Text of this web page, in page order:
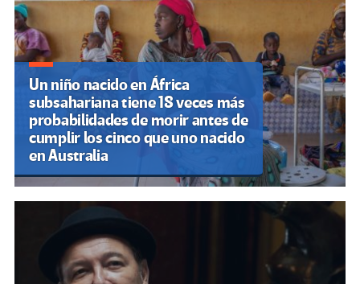
Un niño nacido en África
subsahariana tiene 18 veces más
probabilidades de morir antes de
cumplir los cinco que uno nacido
en Australia